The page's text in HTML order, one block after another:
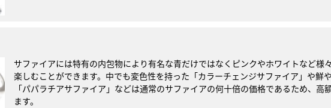
サファイアには特有の内包物により有名な青だけではなくピンクやホワイトなど様
楽しむことができます。中でも変色性を持った「カラーチェンジサファイア」や鮮
「パパラチアサファイア」などは通常のサファイアの何十倍の価格であるため、高
ます。